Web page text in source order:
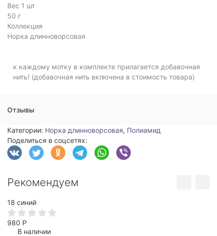
Вес 1 шт
50 г
Коллекция
Норка длинноворсовая
к каждому мотку в комплекте прилагается добавочная
нить! (добавочная нить включена в стоимость товара)
Отзывы
Категории: Норка длинноворсовая, Полиамид
Поделиться в соцсетях:
Рекомендуем
18 синий
980 Р
В наличии